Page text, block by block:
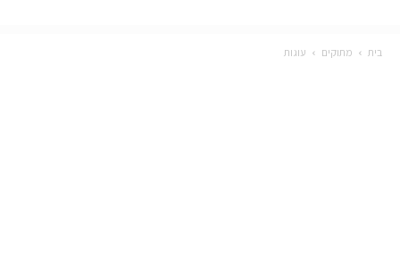
בית מתוקים עוגות